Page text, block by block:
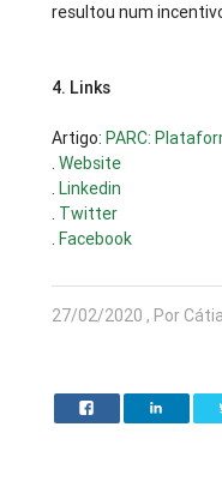
resultou num
4. Links
Artigo: PARC:
.Website
. Linkedin
. Twitter
. Facebook
27/02/2020 , Por